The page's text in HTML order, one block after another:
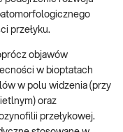
przełyku.
objawów
w bioptatach
w polu widzenia (przy
oraz
przełykowej.